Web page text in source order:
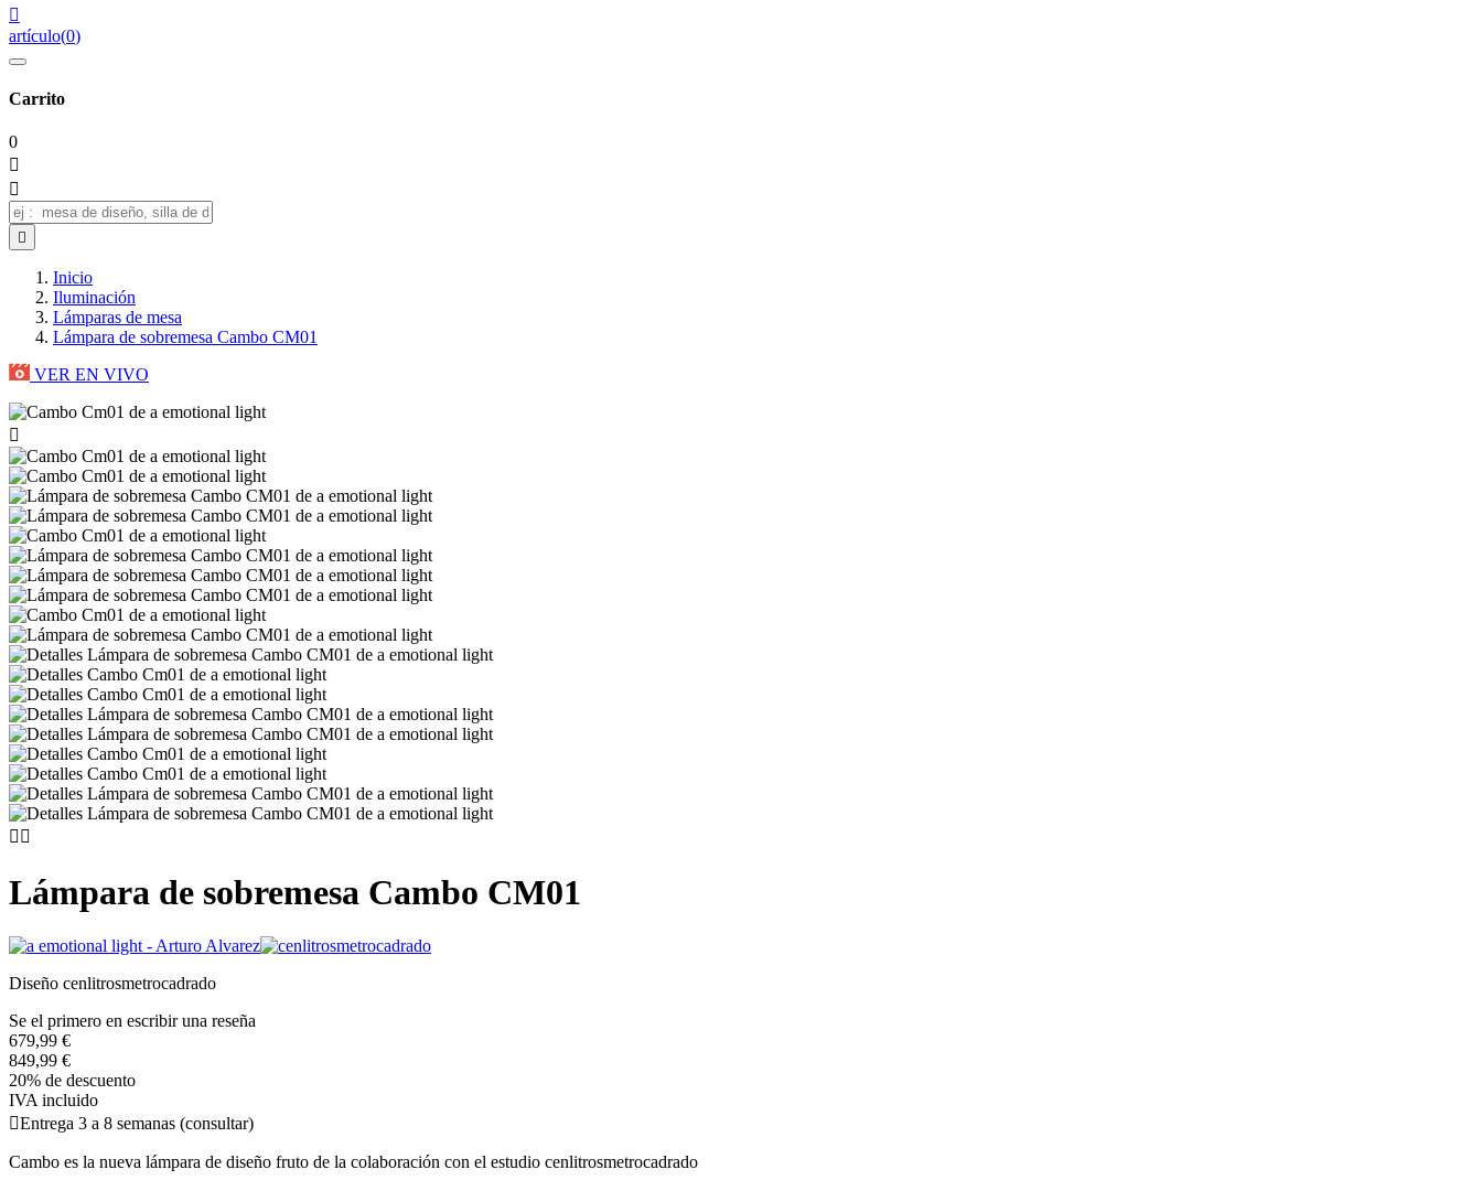

artículo(0)
Carrito
0



Inicio
Iluminación
Lámparas de mesa
Lámpara de sobremesa Cambo CM01
VER EN VIVO

 
Lámpara de sobremesa Cambo CM01
Diseño cenlitrosmetrocadrado
Se el primero en escribir una reseña
679,99 €
849,99 €
20% de descuento
IVA incluido
Entrega 3 a 8 semanas (consultar)
Cambo es la nueva lámpara de diseño fruto de la colaboración con el estudio cenlitrosmetrocadrado